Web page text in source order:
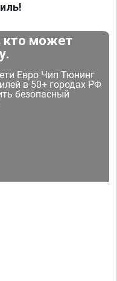
кто может
Евро Чип Тюнинг
в 50+ городах РФ
безопасный